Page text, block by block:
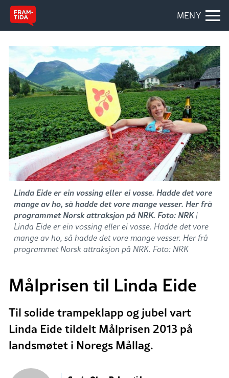
MENY
Linda Eide er ein vossing eller ei vosse. Hadde det vore
mange av ho, så hadde det vore mange vesser. Her frå
programmet Norsk attraksjon på NRK. Foto: NRK|
Linda Eide er ein vossing eller ei vosse. Hadde det vore
mange av ho, så hadde det vore mange vesser. Her frå
programmet Norsk attraksjon på NRK. Foto: NRK
Målprisen til Linda Eide
Til solide trampeklapp og jubel vart
Linda Eide tildelt Målprisen 2013 på
landsmøtet i Noregs Mållag.